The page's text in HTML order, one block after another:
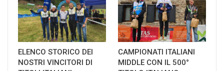
ELENCO STORICO DEI
NOSTRI VINCITORI DI
CAMPIONATI ITALIANI
MIDDLE CON IL 500°